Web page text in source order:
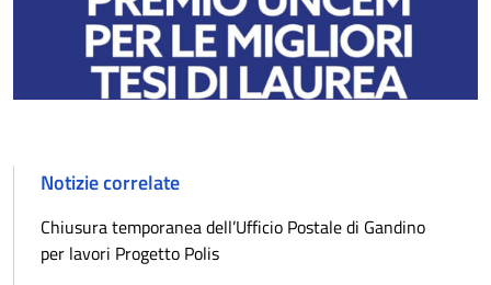
Notizie correlate
Chiusura temporanea dell’Ufficio Postale di Gandino
per lavori Progetto Polis